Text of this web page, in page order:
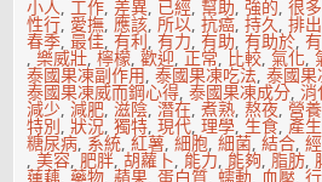
小人,工作,差異, 已經,幫助,強的,很多
性行, 愛撫,應該,所以,抗癌,持久,排出
春季,最佳,有利,有力,有助,有助於,
,樂威壯,檸檬,歡迎,正常, 比較,氣化,
泰國果凍副作用,泰國果凍吃法,泰國
泰國果凍威而鋼心得,泰國果凍成分,消
減少,減肥,滋陰,潛在,煮熟,熬夜,營養
特別,狀況,獨特,現代,理學,生食,產生
糖尿病, 系統,紅薯,細胞,細菌,結合,
,美容,肥胖,胡蘿卜, 能力, 能夠,脂肪,